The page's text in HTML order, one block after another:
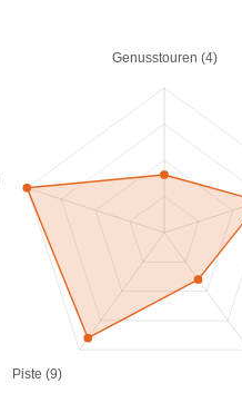
Genusstouren (4)
Piste (9)